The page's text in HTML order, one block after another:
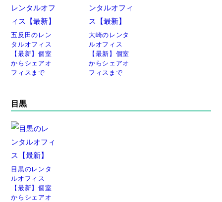
五反田のレン
タルオフィス
【最新】個室
からシェアオ
フィスまで
大崎のレンタ
ルオフィス
【最新】個室
からシェアオ
フィスまで
目黒
目黒のレンタ
ルオフィス
【最新】個室
からシェアオ